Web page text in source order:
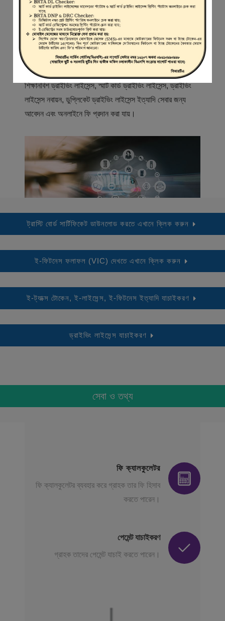
স্বাগতম
বিআরটিএ সার্ভিস পোর্টাল (বিএসপি) বাংলাদেশ রোড ট্রান্সপোর্ট অথরিটি
(বিআরটিএ) এর একটি অনলাইন সেবা প্রদানের মাধ্যম যেখানে ড্রাইভার,
মোটরযান মালিক, মোটরযান বিক্রেতাদের নিবন্ধিত করা হয় এবং
শিক্ষানবিশ ড্রাইভিং লাইসেন্স, স্মার্ট কার্ড ড্রাইভিং লাইসেন্স, ড্রাইভিং
লাইসেন্স নবায়ন, ডুপ্লিকেট ড্রাইভিং লাইসেন্স ইত্যাদি সেবার জন্য
আবেদন এবং অনলাইনে ফি প্রদান করা যায়।
ট্রাস্টি বোর্ড সার্টিফিকেট ডাউনলোড করতে এখানে ক্লিক করুন
ই-ফিটনেস ফলাফল (VIC) দেখতে এখানে ক্লিক করুন
ই-ট্যাক্স টোকেন, ই-লাইসেন্স, ই-ফিটনেস ইত্যাদি যাচাইকরণ
ড্রাইভিং লাইসেন্স যাচাইকরণ
সেবা ও তথ্য
ফি ক্যালকুলেটর
ফি ক্যালকুলেটর ব্যবহার করে গ্রাহক তার ফি হিসাব
করতে পারেন।
পেমেন্ট যাচাইকরণ
গ্রাহক তাদের পেমেন্ট যাচাই করতে পারেন।